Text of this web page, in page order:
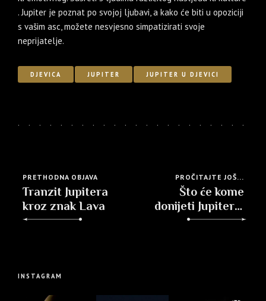
. Jupiter je poznat po svojoj ljubavi, a kako će biti u opoziciji
s vašim asc, možete nesvjesno simpatizirati svoje
neprijatelje.
DJEVICA JUPITER JUPITER U DJEVICI
PRETHODNA OBJAVA
Tranzit Jupitera
kroz znak Lava
PROČITAJTE JOŠ...
Što će kome
donijeti Jupiter u
znaku Vage
INSTAGRAM